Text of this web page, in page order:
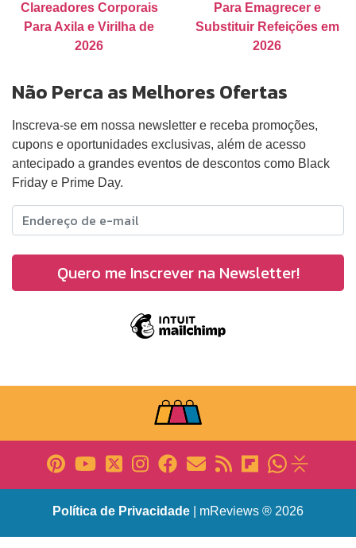
Clareadores Corporais
Para Axila e Virilha de
2026
Para Emagrecer e
Substituir Refeições em
2026
Não Perca as Melhores Ofertas
Inscreva-se em nossa newsletter e receba promoções,
cupons e oportunidades exclusivas, além de acesso
antecipado a grandes eventos de descontos como Black
Friday e Prime Day.
Política de Privacidade | mReviews ® 2026